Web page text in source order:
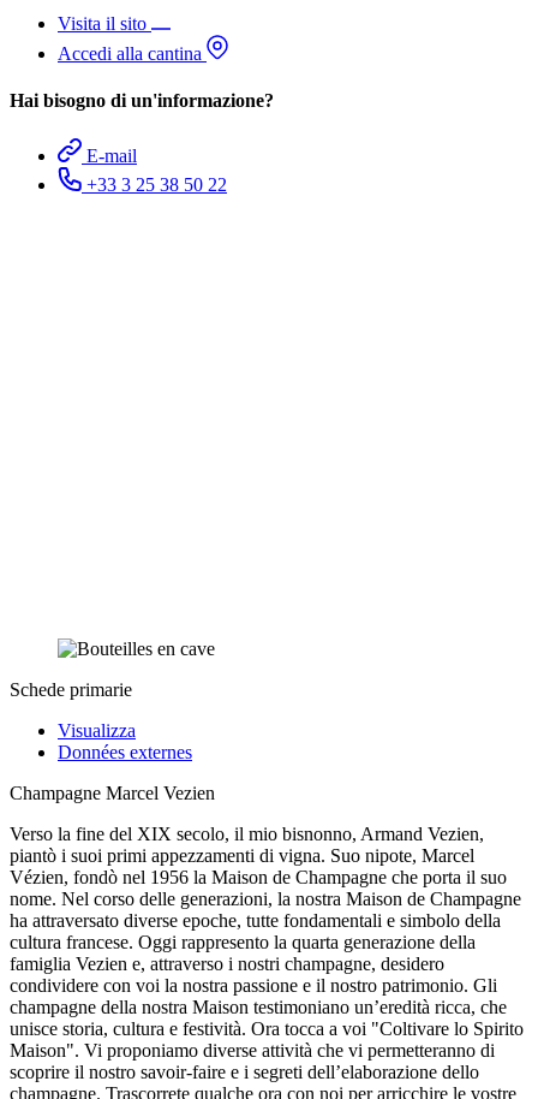
Visita il sito
Accedi alla cantina
Hai bisogno di un'informazione?
E-mail
+33 3 25 38 50 22
Schede primarie
Visualizza
Données externes
Champagne Marcel Vezien
Verso la fine del XIX secolo, il mio bisnonno, Armand Vezien,
piantò i suoi primi appezzamenti di vigna. Suo nipote, Marcel
Vézien, fondò nel 1956 la Maison de Champagne che porta il suo
nome. Nel corso delle generazioni, la nostra Maison de Champagne
ha attraversato diverse epoche, tutte fondamentali e simbolo della
cultura francese. Oggi rappresento la quarta generazione della
famiglia Vezien e, attraverso i nostri champagne, desidero
condividere con voi la nostra passione e il nostro patrimonio. Gli
champagne della nostra Maison testimoniano un’eredità ricca, che
unisce storia, cultura e festività. Ora tocca a voi "Coltivare lo Spirito
Maison". Vi proponiamo diverse attività che vi permetteranno di
scoprire il nostro savoir-faire e i segreti dell’elaborazione dello
champagne. Trascorrete qualche ora con noi per arricchire le vostre